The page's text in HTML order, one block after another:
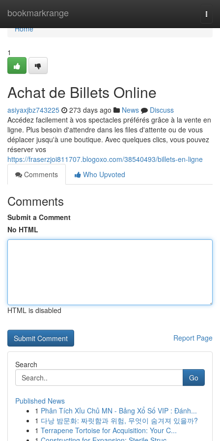
bookmarkrange
Home
Home
1
Achat de Billets Online
asiyaxjbz743225 273 days ago News
Discuss
Accédez facilement à vos spectacles préférés grâce à la vente en
ligne. Plus besoin d'attendre dans les files d'attente ou de vous
déplacer jusqu'à une boutique. Avec quelques clics, vous pouvez
réserver vos
https://fraserzjoi811707.blogoxo.com/38540493/billets-en-ligne
Comments
Who Upvoted
Comments
Submit a Comment
No HTML
HTML is disabled
Report Page
Search
Go
Published News
1 Phân Tích Xỉu Chủ MN - Bảng Xổ Số VIP : Đánh...
1 다낭 밤문화: 짜릿함과 위험, 무엇이 숨겨져 있을까?
1 Terrapene Tortoise for Acquisition: Your C...